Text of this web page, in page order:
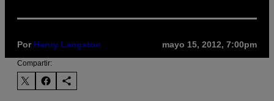
Por Henry Langston mayo 15, 2012, 7:00pm
Compartir: